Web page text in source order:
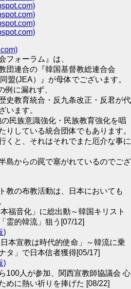
ォーラム』は、
団連合の『韓国基督教総連合会
盟(JEA）』が母体でございます。
例に漏れず、
史教育統合・反九条改正・反君が代
います。
民族意識強化・民族教育強化を唱
りしている統合団体でもあります。
くと、それはそれでまた厄介な事に
島からの罠で塞がれているのでござ
教の布教活動は、日本においても
福音化」に総出動～韓国キリスト
霊的韓流」狙う[07/12]
)
本宣教は時代的使命」～韓流に乗
タ」で日本信者獲得[05/17]
)
100人が参加、関西宣教師協議会 心
めに熱い祈りを捧げた [08/22]